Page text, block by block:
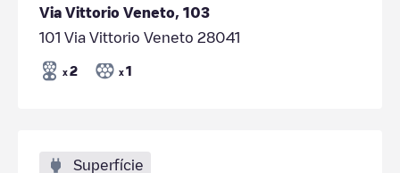
Via Vittorio Veneto, 103
101 Via Vittorio Veneto 28041
x 2 x 1
Superfície